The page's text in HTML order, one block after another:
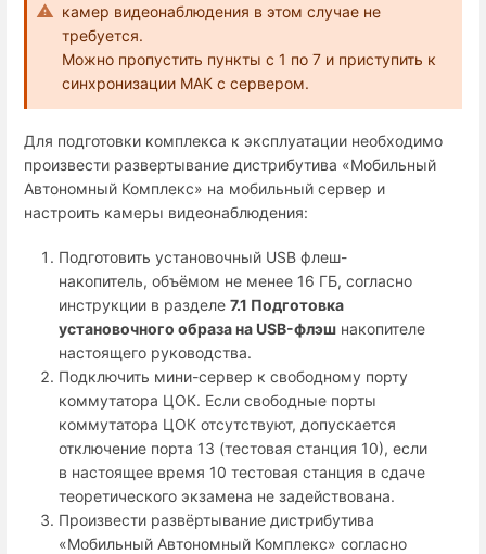
камер видеонаблюдения в этом случае не
требуется.
Можно пропустить пункты с 1 по 7 и приступить к
синхронизации МАК с сервером.
Для подготовки комплекса к эксплуатации необходимо
произвести развертывание дистрибутива «Мобильный
Автономный Комплекс» на мобильный сервер и
настроить камеры видеонаблюдения:
Подготовить установочный USB флеш-
накопитель, объёмом не менее 16 ГБ, согласно
инструкции в разделе 7.1 Подготовка
установочного образа на USB-флэш накопителе
настоящего руководства.
Подключить мини-сервер к свободному порту
коммутатора ЦОК. Если свободные порты
коммутатора ЦОК отсутствуют, допускается
отключение порта 13 (тестовая станция 10), если
в настоящее время 10 тестовая станция в сдаче
теоретического экзамена не задействована.
Произвести развёртывание дистрибутива
«Мобильный Автономный Комплекс» согласно